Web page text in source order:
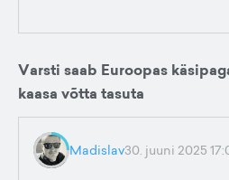
Varsti saab Euroopas
kaasa võtta tasuta
Madislav30. juuni 2025